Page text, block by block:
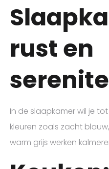
rust en
In de slaapkamer wil je
kleuren zoals zacht
warm grijs werken